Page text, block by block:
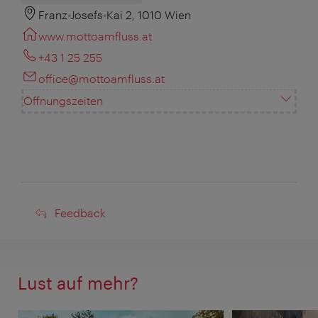
Franz-Josefs-Kai 2, 1010 Wien
www.mottoamfluss.at
+43 1 25 255
office@mottoamfluss.at
Öffnungszeiten
Feedback
Feedback
Lust auf mehr?